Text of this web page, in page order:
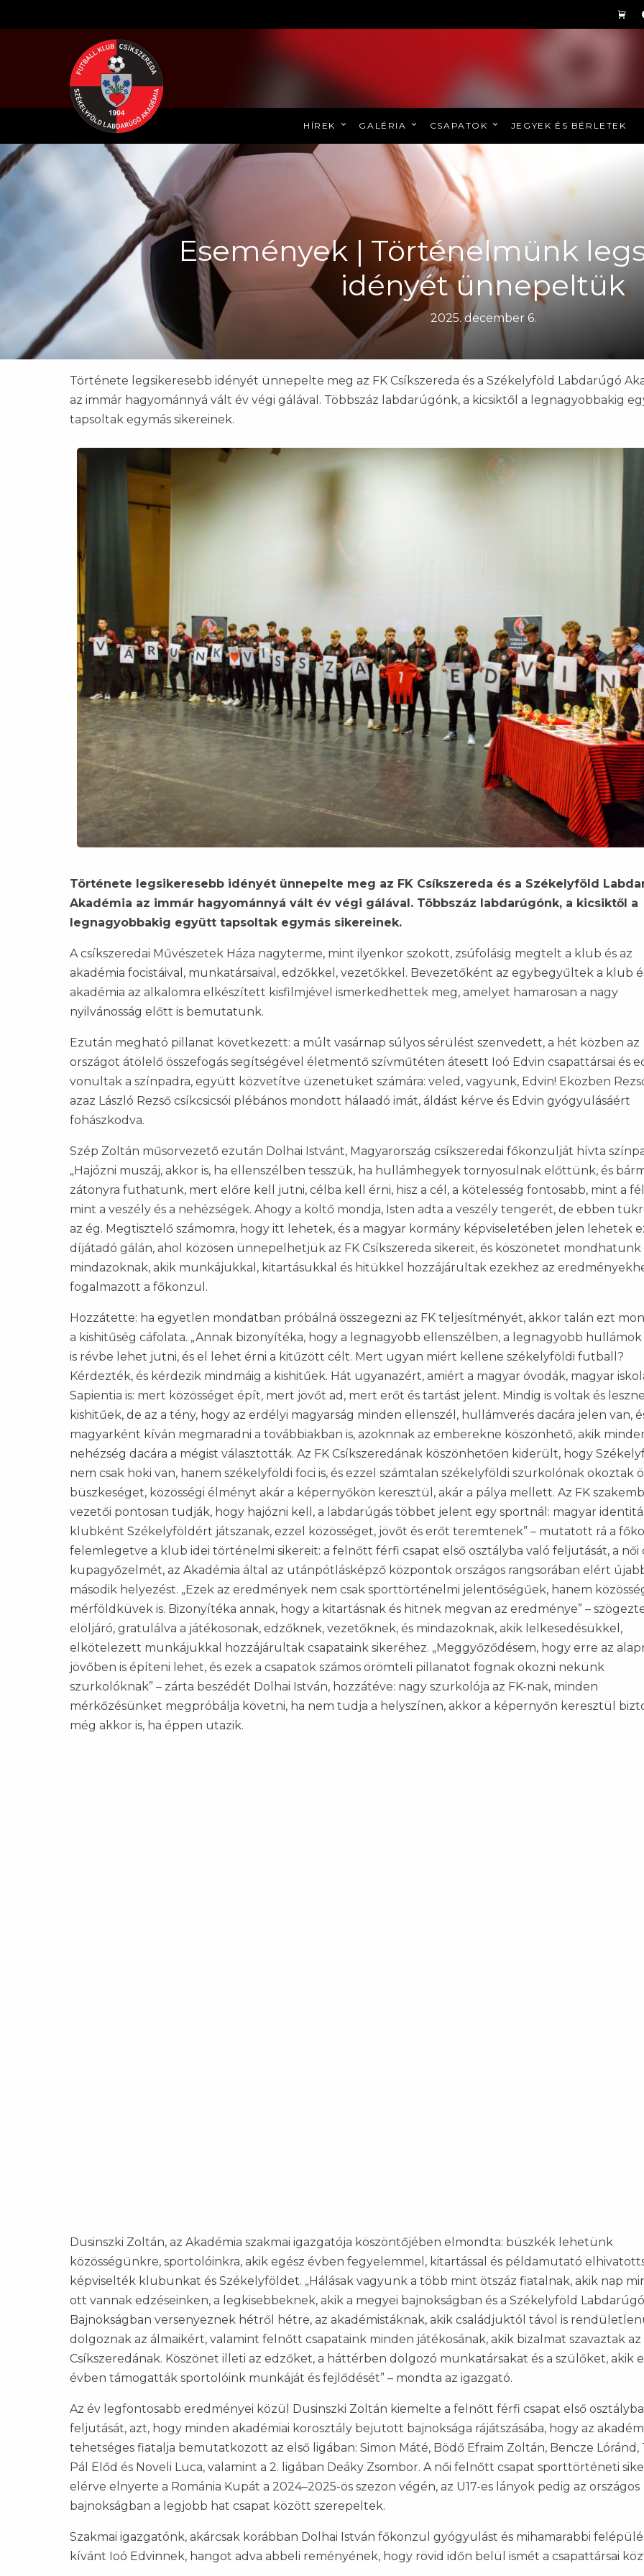
HÍREK GALÉRIA CSAPATOK JEGYEK ÉS BÉRLETEK
Események | Történelmünk
idényét ünnepeltük
2025. december 6.
Története legsikeresebb idényét ünnepelte meg az FK Csíkszereda és a Székelyföld Labdarúgó
az immár hagyománnyá vált év végi gálával. Többszáz labdarúgónk, a kicsiktől a legnagyobbakig
tapsoltak egymás sikereinek.
Története legsikeresebb idényét ünnepelte meg az FK Csíkszereda és a Székelyföld
Akadémia az immár hagyománnyá vált év végi gálával. Többszáz labdarúgónk, a kicsiktől a
legnagyobbakig együtt tapsoltak egymás sikereinek.
A csíkszeredai Művészetek Háza nagyterme, mint ilyenkor szokott, zsúfolásig megtelt a klub és az
akadémia focistáival, munkatársaival, edzőkkel, vezetőkkel. Bevezetőként az egybegyűltek a klub
akadémia az alkalomra elkészített kisfilmjével ismerkedhettek meg, amelyet hamarosan a nagy
nyilvánosság előtt is bemutatunk.
Ezután megható pillanat következett: a múlt vasárnap súlyos sérülést szenvedett, a hét közben az
országot átölelő összefogás segítségével életmentő szívműtéten átesett Ioó Edvin csapattársai és
vonultak a színpadra, együtt közvetítve üzenetüket számára: veled, vagyunk, Edvin! Eközben
azaz László Rezső csíkcsicsói plébános mondott hálaadó imát, áldást kérve és Edvin gyógyulásáért
fohászkodva.
Szép Zoltán műsorvezető ezután Dolhai Istvánt, Magyarország csíkszeredai főkonzulját hívta
„Hajózni muszáj, akkor is, ha ellenszélben tesszük, ha hullámhegyek tornyosulnak előttünk, és
zátonyra futhatunk, mert előre kell jutni, célba kell érni, hisz a cél, a kötelesség fontosabb, mint a
mint a veszély és a nehézségek. Ahogy a költő mondja, Isten adta a veszély tengerét, de ebben
az ég. Megtisztelő számomra, hogy itt lehetek, és a magyar kormány képviseletében jelen lehetek
díjátadó gálán, ahol közösen ünnepelhetjük az FK Csíkszereda sikereit, és köszönetet mondhatunk
mindazoknak, akik munkájukkal, kitartásukkal és hitükkel hozzájárultak ezekhez az
fogalmazott a főkonzul.
Hozzátette: ha egyetlen mondatban próbálná összegezni az FK teljesítményét, akkor talán ezt
a kishitűség cáfolata. „Annak bizonyítéka, hogy a legnagyobb ellenszélben, a legnagyobb hullámok
is révbe lehet jutni, és el lehet érni a kitűzött célt. Mert ugyan miért kellene székelyföldi futball?
Kérdezték, és kérdezik mindmáig a kishitűek. Hát ugyanazért, amiért a magyar óvodák, magyar
Sapientia is: mert közösséget épít, mert jövőt ad, mert erőt és tartást jelent. Mindig is voltak és
kishitűek, de az a tény, hogy az erdélyi magyarság minden ellenszél, hullámverés dacára jelen van,
magyarként kíván megmaradni a továbbiakban is, azoknnak az emberekne köszönhető, akik
nehézség dacára a mégist választották. Az FK Csíkszeredának köszönhetően kiderült, hogy
nem csak hoki van, hanem székelyföldi foci is, és ezzel számtalan székelyföldi szurkolónak okoztak
büszkeséget, közösségi élményt akár a képernyőkön keresztül, akár a pálya mellett. Az FK
vezetői pontosan tudják, hogy hajózni kell, a labdarúgás többet jelent egy sportnál: magyar
klubként Székelyföldért játszanak, ezzel közösséget, jövőt és erőt teremtenek” – mutatott rá a
felemlegetve a klub idei történelmi sikereit: a felnőtt férfi csapat első osztályba való feljutását, a női
kupagyőzelmét, az Akadémia által az utánpótlásképző központok országos rangsorában elért
második helyezést. „Ezek az eredmények nem csak sporttörténelmi jelentőségűek, hanem
mérföldküvek is. Bizonyítéka annak, hogy a kitartásnak és hitnek megvan az eredménye” –
elöljáró, gratulálva a játékosonak, edzőknek, vezetőknek, és mindazoknak, akik lelkesedésükkel,
elkötelezett munkájukkal hozzájárultak csapataink sikeréhez. „Meggyőződésem, hogy erre az
jövőben is építeni lehet, és ezek a csapatok számos örömteli pillanatot fognak okozni nekünk
szurkolóknak” – zárta beszédét Dolhai István, hozzátéve: nagy szurkolója az FK-nak, minden
mérkőzésünket megpróbálja követni, ha nem tudja a helyszínen, akkor a képernyőn keresztül
még akkor is, ha éppen utazik.
Dusinszki Zoltán, az Akadémia szakmai igazgatója köszöntőjében elmondta: büszkék lehetünk
közösségünkre, sportolóinkra, akik egész évben fegyelemmel, kitartással és példamutató
képviselték klubunkat és Székelyföldet. „Hálásak vagyunk a több mint ötszáz fiatalnak, akik nap
ott vannak edzéseinken, a legkisebbeknek, akik a megyei bajnokságban és a Székelyföld Labdarúgó
Bajnokságban versenyeznek hétről hétre, az akadémistáknak, akik családjuktól távol is
dolgoznak az álmaikért, valamint felnőtt csapataink minden játékosának, akik bizalmat szavaztak az
Csíkszeredának. Köszönet illeti az edzőket, a háttérben dolgozó munkatársakat és a szülőket, akik
évben támogatták sportolóink munkáját és fejlődését” – mondta az igazgató.
Az év legfontosabb eredményei közül Dusinszki Zoltán kiemelte a felnőtt férfi csapat első
feljutását, azt, hogy minden akadémiai korosztály bejutott bajnoksága rájátszásába, hogy az
tehetséges fiatalja bemutatkozott az első ligában: Simon Máté, Bödő Efraim Zoltán, Bencze Lóránd,
Pál Előd és Noveli Luca, valamint a 2. ligában Deáky Zsombor. A női felnőtt csapat sporttörténeti
elérve elnyerte a Románia Kupát a 2024–2025-ös szezon végén, az U17-es lányok pedig az országos
bajnokságban a legjobb hat csapat között szerepeltek.
Szakmai igazgatónk, akárcsak korábban Dolhai István főkonzul gyógyulást és mihamarabbi
kívánt Ioó Edvinnek, hangot adva abbeli reményének, hogy rövid időn belül ismét a csapattársai